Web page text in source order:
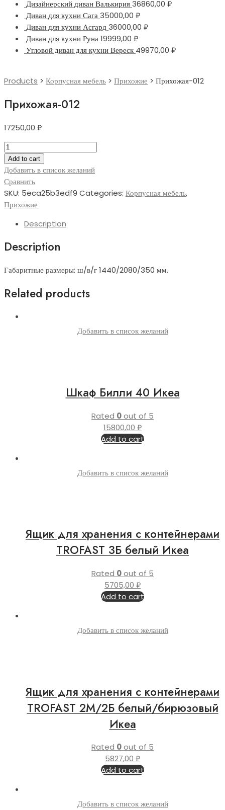
Дизайнерский диван Валькирия36860,00 ₽
Диван для кухни Сага35000,00 ₽
Диван для кухни Асгард36000,00 ₽
Диван для кухни Руна19999,00 ₽
Угловой диван для кухни Вереск 49970,00 ₽
Products > Корпусная мебель > Прихожие > Прихожая-012
Прихожая-012
17250,00 ₽
Прихожая-012
quantity
Add to cart
Добавить в список желаний
Сравнить
SKU: 5eca25b3edf9 Categories: Корпусная мебель,
Прихожие
Description
Description
Габаритные размеры: ш/в/г 1440/2080/350 мм.
Related products
Добавить в список желаний
Шкаф Билли 40 Икеа
Rated 0out of 5
15800,00 ₽
Add to cart
Добавить в список желаний
Ящик для хранения с контейнерами
TROFAST 3Б белый Икеа
Rated 0out of 5
5705,00 ₽
Add to cart
Добавить в список желаний
Ящик для хранения с контейнерами
TROFAST 2М/2Б белый/бирюзовый
Икеа
Rated 0out of 5
5827,00 ₽
Add to cart
Добавить в список желаний